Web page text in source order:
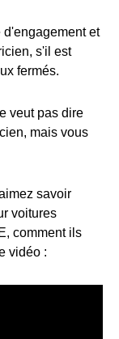
d'engagement et
s'il est
fermés.
veut pas dire
mais vous
savoir
voitures
comment ils
vidéo :